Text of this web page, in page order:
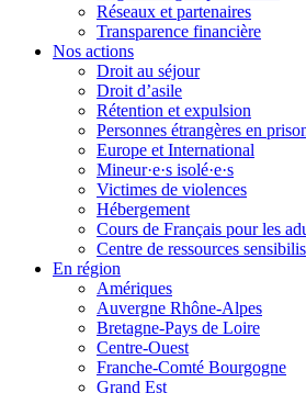
Réseaux et partenaires
Transparence financière
Nos actions
Droit au séjour
Droit d’asile
Rétention et expulsion
Personnes étrangères en
Europe et International
Mineur·e·s isolé·e·s
Victimes de violences
Hébergement
Cours de Français pour les
Centre de ressources
En région
Amériques
Auvergne Rhône-Alpes
Bretagne-Pays de Loire
Centre-Ouest
Franche-Comté Bourgogne
Grand Est